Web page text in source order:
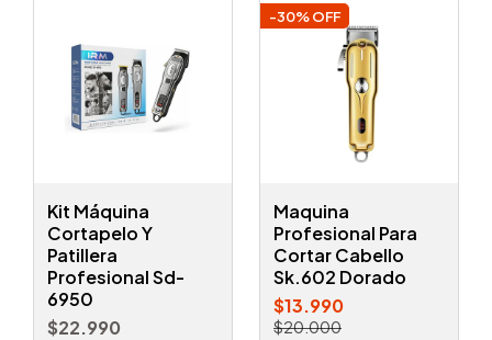
Kit Máquina
Cortapelo Y
Patillera
Profesional Sd-
6950
$22.990
-30% OFF
Maquina
Profesional Para
Cortar Cabello
Sk.602 Dorado
$13.990
$20.000